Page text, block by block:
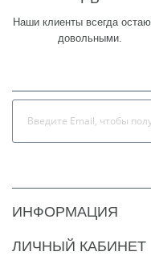
Наши клиенты всегда
довольными.
ИНФОРМАЦИЯ
ЛИЧНЫЙ КАБИНЕТ